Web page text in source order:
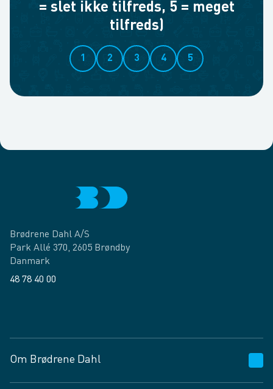
= slet ikke tilfreds, 5 = meget
tilfreds)
1 2 3 4 5
Brødrene Dahl A/S
Park Allé 370, 2605 Brøndby
Danmark
48 78 40 00
Om Brødrene Dahl